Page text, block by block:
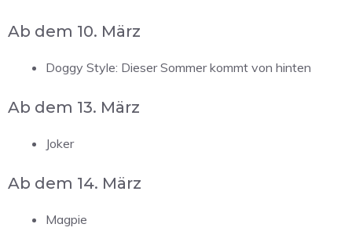
Ab dem 10. März
Doggy Style: Dieser Sommer kommt von hinten
Ab dem 13. März
Joker
Ab dem 14. März
Magpie